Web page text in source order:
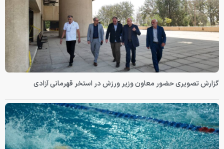
گزارش تصویری حضور معاون وزیر ورزش در استخر قهرمانی آزادی